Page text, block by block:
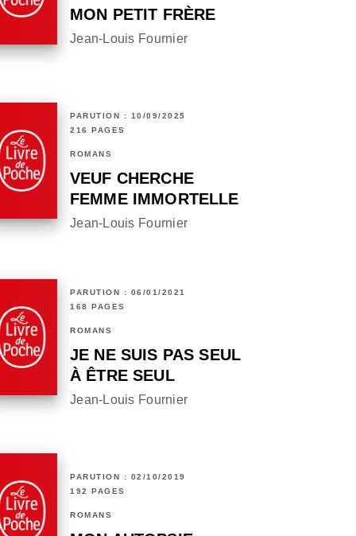
MON PETIT FRÈRE
Jean-Louis Fournier
PARUTION : 10/09/2025
216 PAGES
ROMANS
VEUF CHERCHE
FEMME IMMORTELLE
Jean-Louis Fournier
PARUTION : 06/01/2021
168 PAGES
ROMANS
JE NE SUIS PAS SEUL
À ÊTRE SEUL
Jean-Louis Fournier
PARUTION : 02/10/2019
192 PAGES
ROMANS